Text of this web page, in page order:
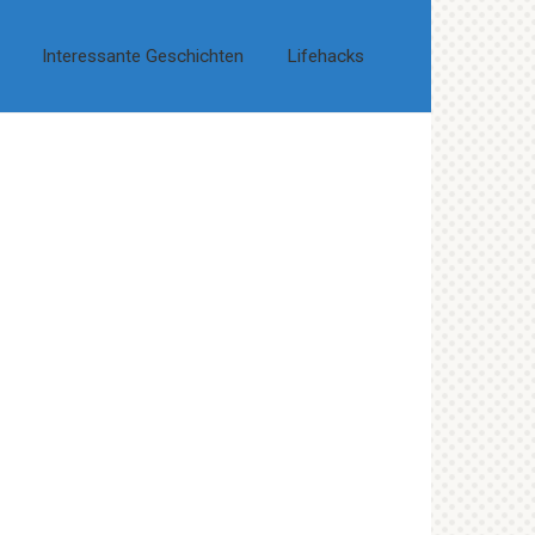
Interessante Geschichten Lifehacks